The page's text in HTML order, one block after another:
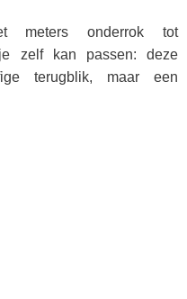
meters onderrok tot
zelf kan passen: deze
terugblik, maar een